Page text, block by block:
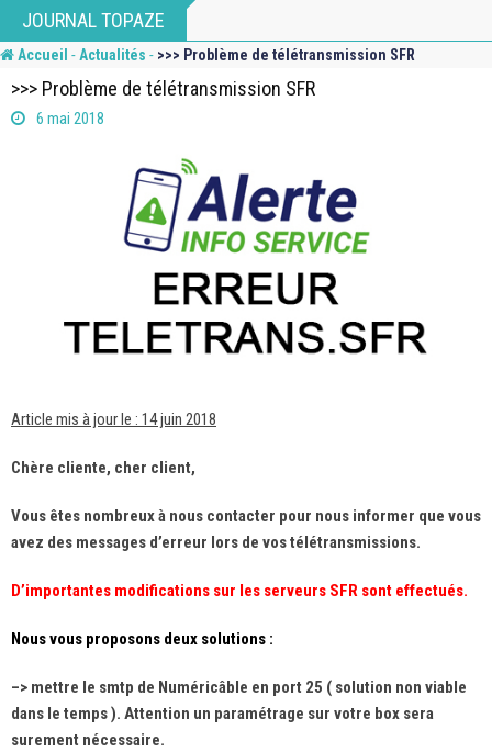
to
content
JOURNAL TOPAZE
Accueil -Actualités - >>> Problème de télétransmission SFR
>>> Problème de télétransmission SFR
6 mai 2018
Article mis à jour le : 14 juin 2018
Chère cliente, cher client,
Vous êtes nombreux à nous contacter pour nous informer que vous
avez des messages d’erreur lors de vos télétransmissions.
D’importantes modifications sur les serveurs SFR sont effectués.
Nous vous proposons deux solutions :
–> mettre le smtp de Numéricâble en port 25 ( solution non viable
dans le temps ). Attention un paramétrage sur votre box sera
surement nécessaire.